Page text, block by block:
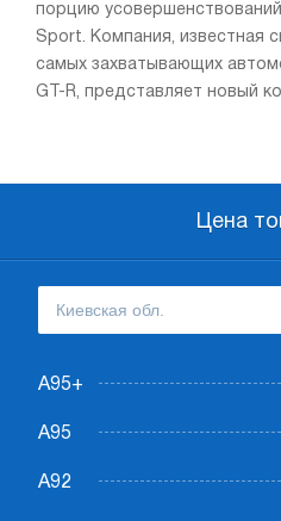
порцию
Sport. Компания, известная
самых захватывающих
GT-R, представляет новый
Цена
А95+
А95
А92